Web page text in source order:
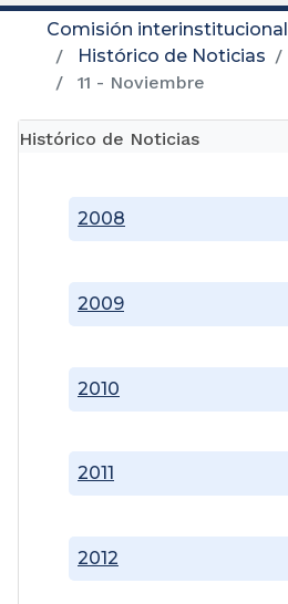
Comisión interinstitucional
Histórico de Noticias
11 - Noviembre
Histórico de Noticias
2008
2009
2010
2011
2012